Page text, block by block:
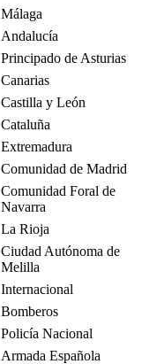
Málaga
Andalucía
Principado de Asturias
Canarias
Castilla y León
Cataluña
Extremadura
Comunidad de Madrid
Comunidad Foral de
Navarra
La Rioja
Ciudad Autónoma de
Melilla
Internacional
Bomberos
Policía Nacional
Armada Española